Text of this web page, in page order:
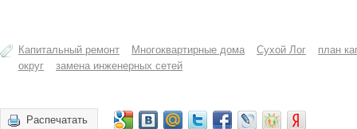
Капитальный ремонт Многоквартирные дома Сухой Лог
план
округ
замена инженерных сетей
Распечатать